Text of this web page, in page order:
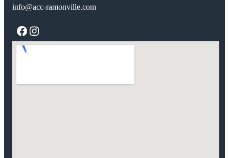
info@acc-ramonville.com
Facebook
Instagram